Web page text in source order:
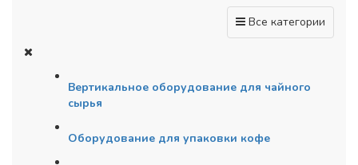
Все категории
Вертикальное оборудование для чайного
сырья
Оборудование для упаковки кофе